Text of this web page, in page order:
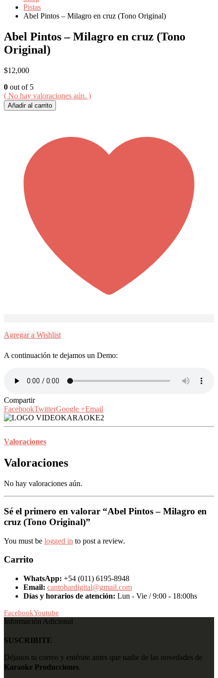
Pistas
Abel Pintos – Milagro en cruz (Tono Original)
Abel Pintos – Milagro en cruz (Tono
Original)
$12,000
0 out of 5
( No hay valoraciones aún. )
Añadir al carrito
Agregar a Wishlist
A continuación te dejamos un Demo:
Compartir
FacebookTwitterGoogle +Email
Valoraciones
Valoraciones
No hay valoraciones aún.
Sé el primero en valorar “Abel Pintos – Milagro en
cruz (Tono Original)”
You must be logged in to post a review.
Carrito
WhatsApp: +54 (011) 6195-8948
Email: cantobardigital@gmail.com
Días y horarios de atención: Lun - Vie / 9:00 - 18:00hs
FacebookYoutube
Información Adicional
SUSCRIBITE
Déjanos tu correo y entérate antes que nadie de las novedades de
Karaoke Producciones.